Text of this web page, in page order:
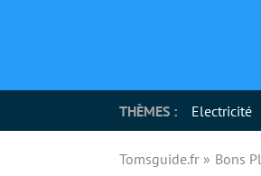
THÈMES : Electricité
Tomsguide.fr Bons